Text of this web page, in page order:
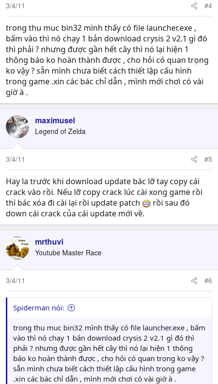
3/4/11 #4
trong thu muc bin32 mình thấy có file launcher.exe ,
bấm vào thì nó chạy 1 bản download crysis 2 v2.1 gì đó
thì phải ? nhưng được gần hết cây thì nó lại hiện 1
thông báo ko hoàn thành được , cho hỏi có quan trọng
ko vậy ? sẵn mình chưa biết cách thiết lập cấu hình
trong game .xin các bác chỉ dẫn , mình mới chơi có vài
giờ à .
maximusel
Legend of Zelda
3/4/11 #5
Hay la trước khi download update bác lỡ tay copy cái
crack vào rồi. Nếu lỡ copy crack lúc cài xong game rồi
thì bác xóa đi cài lại rồi update patch
rồi sau đó
down cái crack của cái update mới về.
mrthuvi
Youtube Master Race
3/4/11 #6
Spiderman nói:
trong thu muc bin32 mình thấy có file launcher.exe , bấm
vào thì nó chạy 1 bản download crysis 2 v2.1 gì đó thì
phải ? nhưng được gần hết cây thì nó lại hiện 1 thông
báo ko hoàn thành được , cho hỏi có quan trọng ko vậy ?
sẵn mình chưa biết cách thiết lập cấu hình trong game
.xin các bác chỉ dẫn , mình mới chơi có vài giờ à .